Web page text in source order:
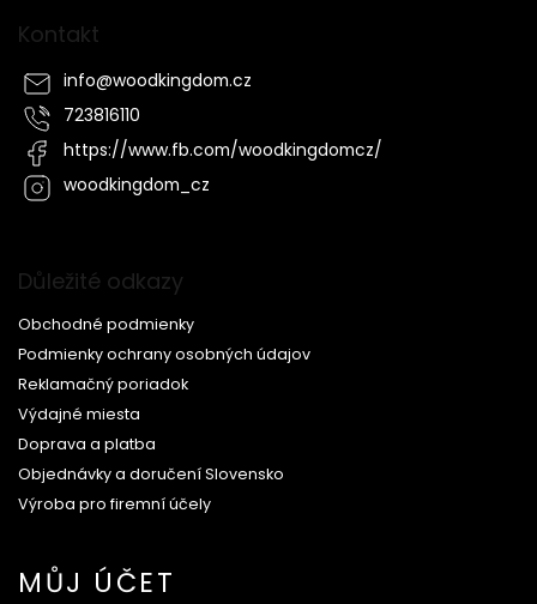
Kontakt
info@woodkingdom.cz
723816110
https://www.fb.com/woodkingdomcz/
woodkingdom_cz
Důležité odkazy
Obchodné podmienky
Podmienky ochrany osobných údajov
Reklamačný poriadok
Výdajné miesta
Doprava a platba
Objednávky a doručení Slovensko
Výroba pro firemní účely
MŮJ ÚČET